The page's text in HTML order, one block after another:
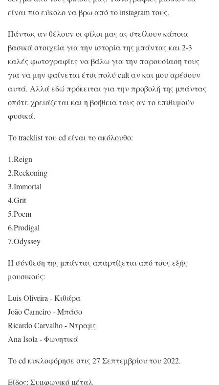
είναι πιο εύκολο να βρω από το instagram τους.
Πάντως αν θέλουν οι φίλοι μας ας στείλουν κάποια
βασικά στοιχεία για την ιστορία της μπάντας και 2-3
καλές φωτογραφίες να βάλω για την παρουσίαση τους
για να μην φαίνεται έτσι πολύ cult αν και μου αρέσουν
αυτά. Αλλά εδώ πρόκειται για την προβολή της μπάντας
οπότε χρειάζεται και η βοήθεια τους αν το επιθυμούν
φυσικά.
Το tracklist του cd είναι το ακόλουθο:
1.Reign
2.Reckoning
3.Immortal
4.Grit
5.Poem
6.Prodigal
7.Odyssey
Η σύνθεση της μπάντας απαρτίζεται από τους εξής
μουσικούς:
Luis Oliveira - Κιθάρα
João Carneiro - Μπάσο
Ricardo Carvalho - Ντραμς
Ana Isola - Φωνητικά
Το cd κυκλοφόρησε στις 27 Σεπτεμβρίου του 2022.
Είδος: Συμφωνικό μέταλ